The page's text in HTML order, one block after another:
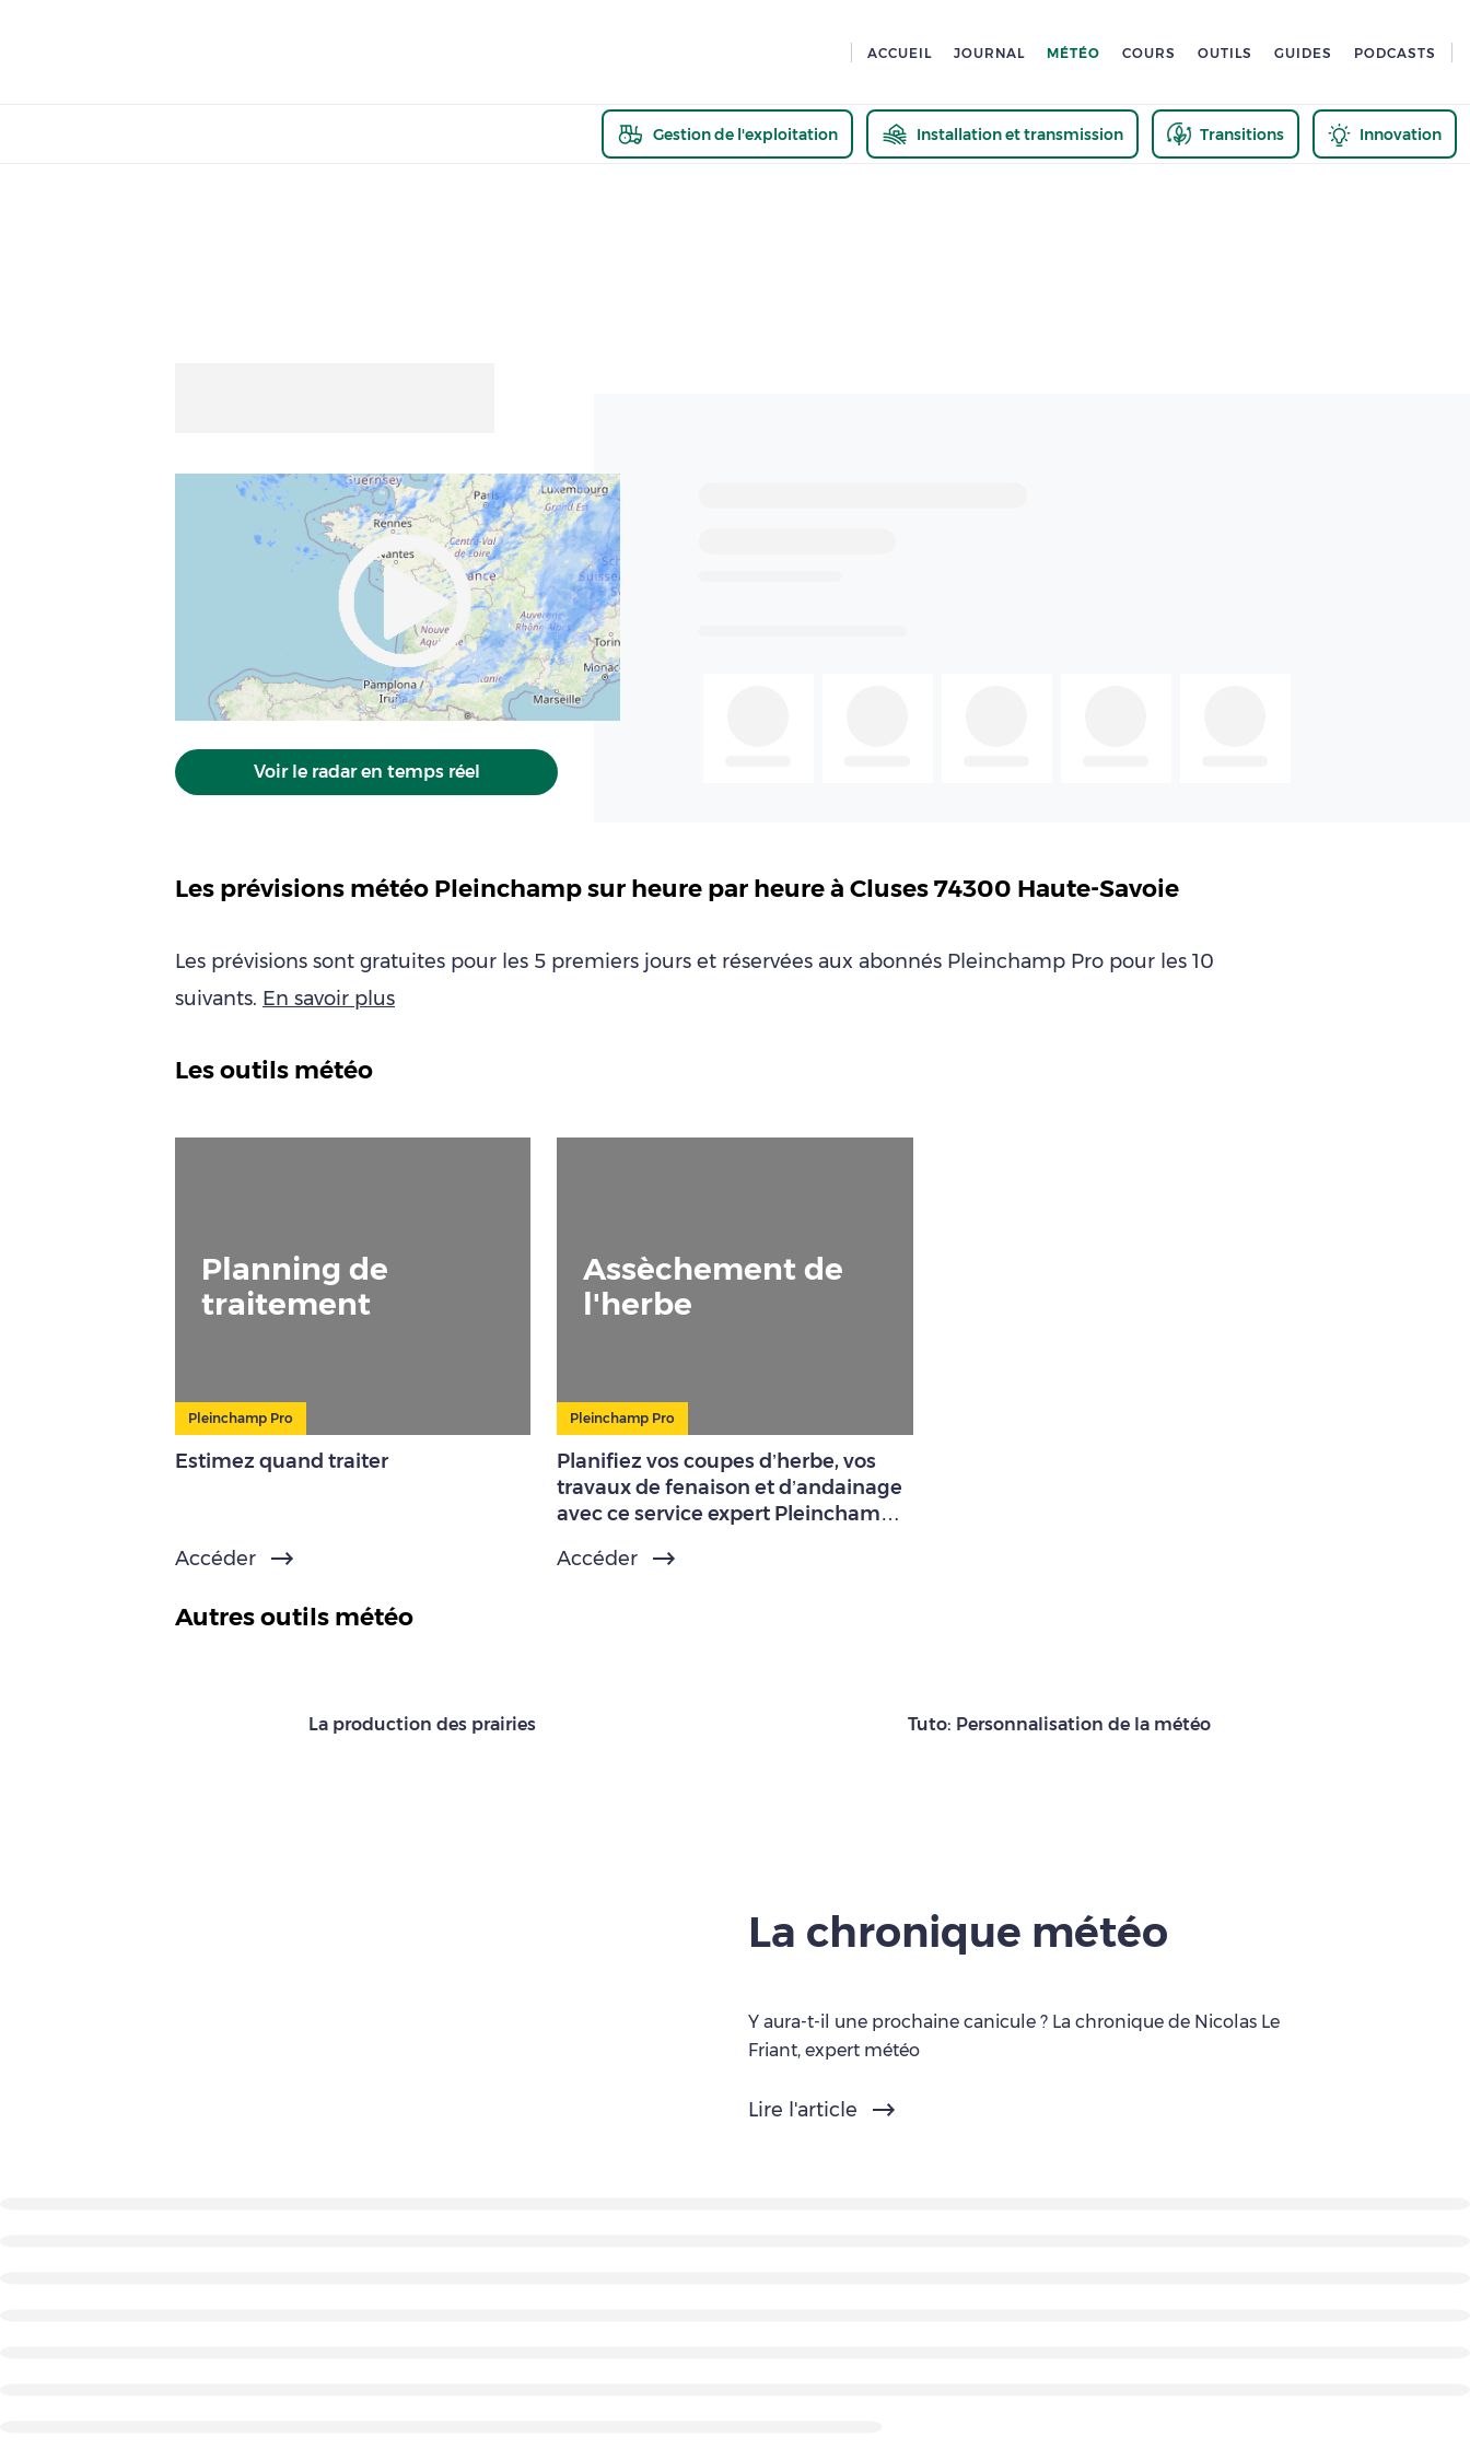
ACCUEIL JOURNAL MÉTÉO COURS OUTILS GUIDES PODCASTS
Gestion de l'exploitation Installation et transmission Transitions Innovation
Voir le radar en temps réel
Les prévisions météo Pleinchamp sur heure par heure à Cluses 74300 Haute-Savoie
Les prévisions sont gratuites pour les 5 premiers jours et réservées aux abonnés Pleinchamp Pro pour les 10
suivants. En savoir plus
Les outils météo
Planning de
traitement
Pleinchamp Pro
Estimez quand traiter
Accéder
Assèchement de
l'herbe
Pleinchamp Pro
Planifiez vos coupes d’herbe, vos
travaux de fenaison et d’andainage
avec ce service expert Pleinchamp
Accéder
Autres outils météo
La production des prairies Tuto: Personnalisation de la météo
La chronique météo
Y aura-t-il une prochaine canicule ? La chronique de Nicolas Le
Friant, expert météo
Lire l'article